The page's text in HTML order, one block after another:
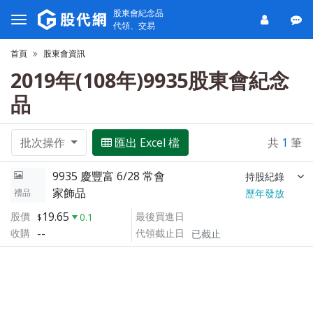
股東會紀念品
代領、交易
首頁 股東會資訊
2019年(108年)9935股東會紀念
品
批次操作 匯出 Excel 檔 共 1 筆
禮品
9935 慶豐富 6/28 常會 持股紀錄
家飾品
歷年發放
股價
19.65
0.1
收購 --
最後買進日
代領截止日
已截止